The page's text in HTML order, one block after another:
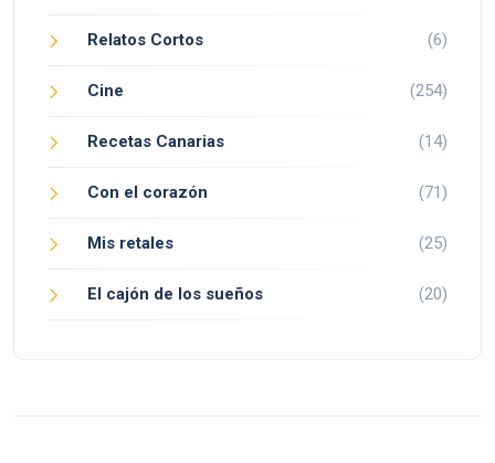
Relatos Cortos (6)
Cine (254)
Recetas Canarias (14)
Con el corazón (71)
Mis retales (25)
El cajón de los sueños (20)